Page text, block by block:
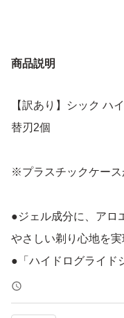
商品説明
【訳あり】シック ハ
替刃2個
※プラスチックケース
●ジェル成分に、アロ
やさしい剃り心地を実
●「ハイドログライド
クアトロ4チタニウム
●「スキンガード付5